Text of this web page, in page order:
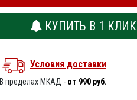
КУПИТЬ В 1 КЛИК
Условия доставки
В пределах МКАД - от 990 руб.